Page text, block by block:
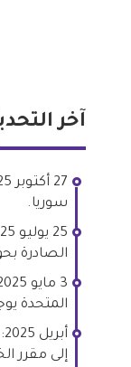
آخر
سوريا.
الصادرة
المتحدة
إلى مقرر